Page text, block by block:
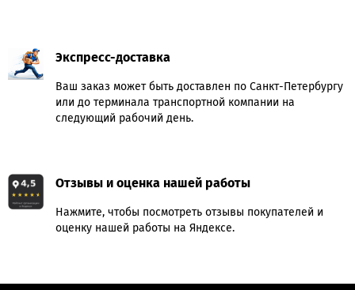
Экспресс-доставка
Ваш заказ может быть доставлен по Санкт-Петербургу
или до терминала транспортной компании на
следующий рабочий день.
Отзывы и оценка нашей работы
Нажмите, чтобы посмотреть отзывы покупателей и
оценку нашей работы на Яндексе.